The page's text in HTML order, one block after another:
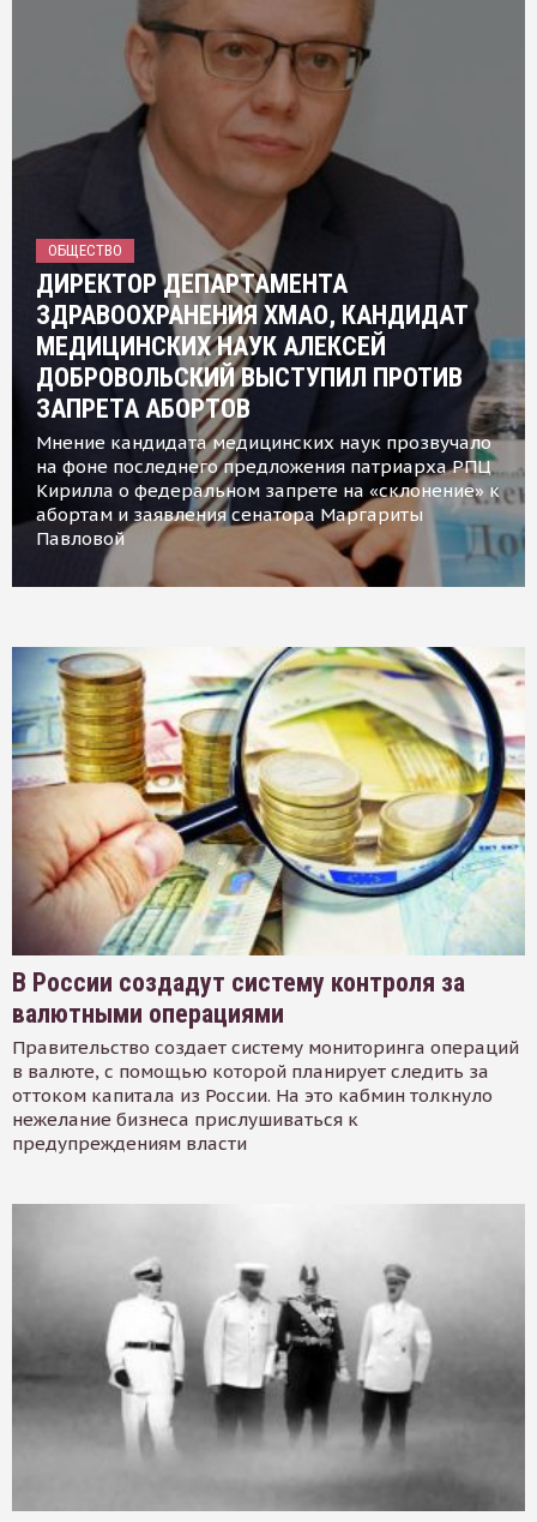
ОБЩЕСТВО
ДИРЕКТОР ДЕПАРТАМЕНТА
ЗДРАВООХРАНЕНИЯ ХМАО, КАНДИДАТ
МЕДИЦИНСКИХ НАУК АЛЕКСЕЙ
ДОБРОВОЛЬСКИЙ ВЫСТУПИЛ ПРОТИВ
ЗАПРЕТА АБОРТОВ
Мнение кандидата медицинских наук прозвучало
на фоне последнего предложения патриарха РПЦ
Кирилла о федеральном запрете на «склонение» к
абортам и заявления сенатора Маргариты
Павловой
В России создадут систему контроля за
валютными операциями
Правительство создает систему мониторинга операций
в валюте, с помощью которой планирует следить за
оттоком капитала из России. На это кабмин толкнуло
нежелание бизнеса прислушиваться к
предупреждениям власти